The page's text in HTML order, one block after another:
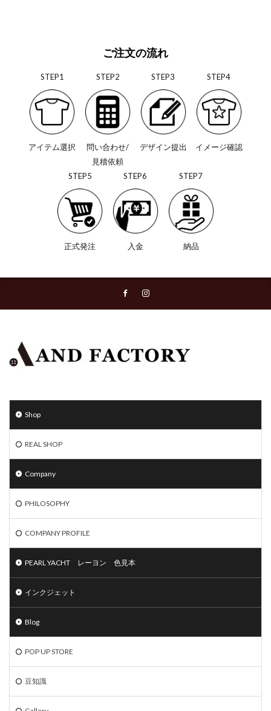
ご注文の流れ
STEP1
アイテム選択
STEP2
問い合わせ/
見積依頼
STEP3
デザイン提出
STEP4
イメージ確認
STEP5
正式発注
STEP6
入金
STEP7
納品
Shop
REAL SHOP
Company
PHILOSOPHY
COMPANY PROFILE
PEARL YACHT レーヨン 色見本
インクジェット
Blog
POP UP STORE
豆知識